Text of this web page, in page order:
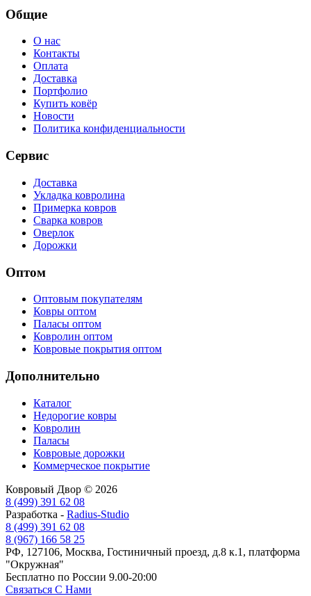
Общие
О нас
Контакты
Оплата
Доставка
Портфолио
Купить ковёр
Новости
Политика конфиденциальности
Сервис
Доставка
Укладка ковролина
Примерка ковров
Сварка ковров
Оверлок
Дорожки
Оптом
Оптовым покупателям
Ковры оптом
Паласы оптом
Ковролин оптом
Ковровые покрытия оптом
Дополнительно
Каталог
Недорогие ковры
Ковролин
Паласы
Ковровые дорожки
Коммерческое покрытие
Ковровый Двор © 2026
8 (499) 391 62 08
Разработка - Radius-Studio
8 (499) 391 62 08
8 (967) 166 58 25
РФ, 127106, Москва, Гостиничный проезд, д.8 к.1, платформа
"Окружная"
Бесплатно по России 9.00-20:00
Связаться С Нами